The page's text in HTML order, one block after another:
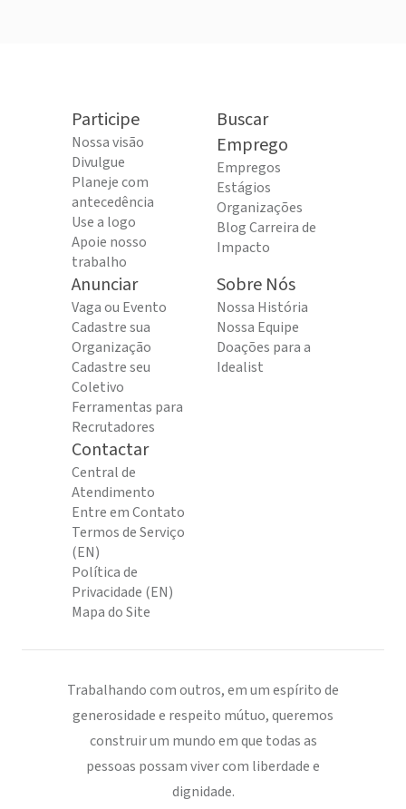
Participe
Nossa visão
Divulgue
Planeje com
antecedência
Use a logo
Apoie nosso
trabalho
Buscar
Emprego
Empregos
Estágios
Organizações
Blog Carreira de
Impacto
Anunciar
Vaga ou Evento
Cadastre sua
Organização
Cadastre seu
Coletivo
Ferramentas para
Recrutadores
Sobre Nós
Nossa História
Nossa Equipe
Doações para a
Idealist
Contactar
Central de
Atendimento
Entre em Contato
Termos de Serviço
(EN)
Política de
Privacidade (EN)
Mapa do Site
Trabalhando com outros, em um espírito de
generosidade e respeito mútuo, queremos
construir um mundo em que todas as
pessoas possam viver com liberdade e
dignidade.